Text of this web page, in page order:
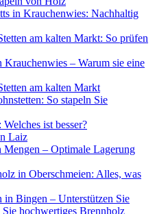
in Krauchenwies: Nachhaltig
am kalten Markt: So prüfen
– Warum sie eine
am kalten Markt
So stapeln Sie
ist besser?
Laiz
– Optimale Lagerung
in Oberschmeien: Alles, was
Bingen – Unterstützen Sie
hochwertiges Brennholz